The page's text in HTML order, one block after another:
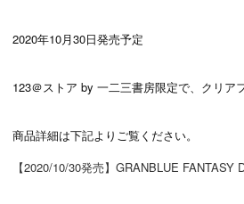
2020年10月30日発売予定
123＠ストア by 一二三書房限定で、クリア
商品詳細は下記よりご覧ください。
【2020/10/30発売】GRANBLUE FANTASY